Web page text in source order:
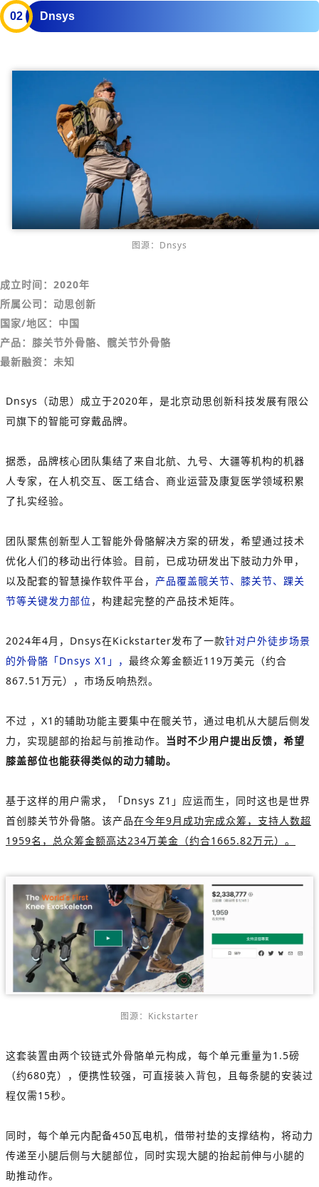
02 Dnsys
图源：Dnsys
成立时间：2020年
所属公司：动思创新
国家/地区：中国
产品：膝关节外骨骼、髋关节外骨骼
最新融资：未知
Dnsys（动思）成立于2020年，是北京动思创新科技发展有限公
司旗下的智能可穿戴品牌。
据悉，品牌核心团队集结了来自北航、九号、大疆等机构的机器
人专家，在人机交互、医工结合、商业运营及康复医学领域积累
了扎实经验。
团队聚焦创新型人工智能外骨骼解决方案的研发，希望通过技术
优化人们的移动出行体验。目前，已成功研发出下肢动力外甲，
以及配套的智慧操作软件平台， 产品覆盖髋关节、膝关节、踝关
节等关键发力部位 ，构建起完整的产品技术矩阵。
2024年4月，Dnsys在Kickstarter发布了一款针对户外徒步场景
的外骨骼「Dnsys X1」， 最终众筹金额近119万美元（约合
867.51万元），市场反响热烈。
不过 ，X1的辅助功能主要集中在髋关节，通过电机从大腿后侧发
力，实现腿部的抬起与前推动作。 当时不少用户提出反馈，希望
膝盖部位也能获得类似的动力辅助。
基于这样的用户需求，「Dnsys Z1」应运而生，同时这也是世界
首创膝关节外骨骼。该产品在今年9月成功完成众筹，支持人数超
1959名，总众筹金额高达234万美金（约合1665.82万元）。
图源：Kickstarter
这套装置由两个铰链式外骨骼单元构成，每个单元重量为1.5磅
（约680克），便携性较强，可直接装入背包，且每条腿的安装过
程仅需15秒。
同时，每个单元内配备450瓦电机，借带衬垫的支撑结构，将动力
传递至小腿后侧与大腿部位，同时实现大腿的抬起前伸与小腿的
助推动作。